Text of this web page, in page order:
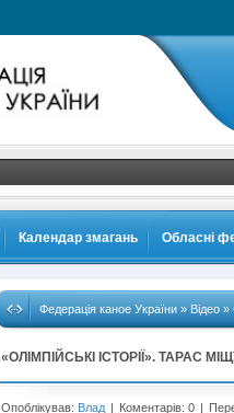
Календар змагань Обласні
Федерація каное України » Відео »
«ОЛІМПІЙСЬКІ ІСТОРІЇ». ТАРАС
Опоблікував: Влад | Коментарів: 0 |